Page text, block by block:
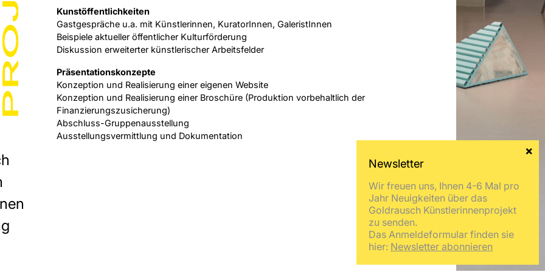
Kunstöffentlichkeiten
Gastgespräche u.a. mit Künstlerinnen, KuratorInnen, GaleristInnen
Beispiele aktueller öffentlicher Kulturförderung
Diskussion erweiterter künstlerischer Arbeitsfelder
Präsentationskonzepte
Konzeption und Realisierung einer eigenen Website
Konzeption und Realisierung einer Broschüre (Produktion vorbehaltlich der
Finanzierungszusicherung)
Abschluss-Gruppenausstellung
Ausstellungsvermittlung und Dokumentation
Wir freuen uns, Ihnen 4-6 Mal pro
Jahr Neuigkeiten über das
Goldrausch Künstlerinnenprojekt
zu senden.
Das Anmeldeformular finden sie
hier: Newsletter abonnieren